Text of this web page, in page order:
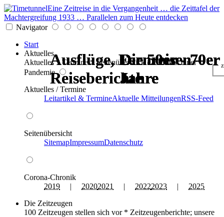
Eine Zeitreise in die Vergangenheit … die Zeittafel der
Machtergreifung 1933 … Parallelen zum Heute entdecken
Navigator
Start
Aktuelles
Aktuelles * Termine * Seitenüberblick * Chronik einer
Pandemie
Aktuelles / Termine
Leitartikel & TermineAktuelle MitteilungenRSS-Feed
Seitenübersicht
SitemapImpressumDatenschutz
Corona-Chronik
2019 | 20202021 | 20222023 | 2025
Die Zeitzeugen
100 Zeitzeugen stellen sich vor * Zeitzeugenberichte; unsere
Die 50er - 70er
Jahre
Ausflüge, Fernreisen –
Reiseberichte
Die 50er - 70er
Jahre
Die 50er - 70er
Jahre
Ausflüge, Fernreisen –
Reiseberichte
Die 50er - 70er
Jahre